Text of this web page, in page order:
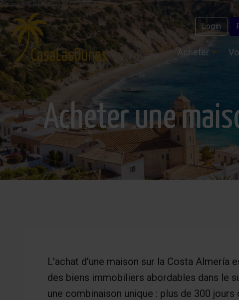
Login
Acheter
Acheter une
L'achat d'une maison sur la Costa
des biens immobiliers abordables dans le
une combinaison unique : plus de 300